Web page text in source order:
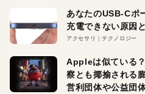
あなたのUSB-Cポ
充電できない原因
アクセサリ テクノロジー
Appleは似ている
察とも揶揄される
営利団体や公益団